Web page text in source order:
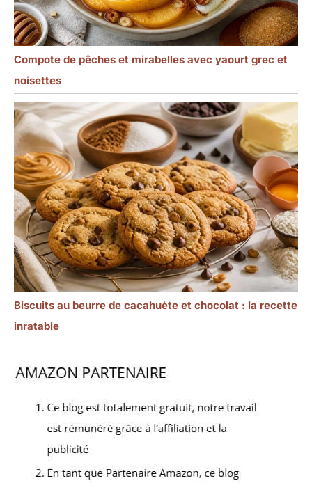
Compote de pêches et mirabelles avec yaourt grec et
noisettes
Biscuits au beurre de cacahuète et chocolat : la recette
inratable